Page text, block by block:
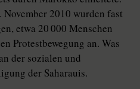
2010 wurden fast
etwa 20 000 Menschen
Protestbewegung an. Was
der sozialen und
der Saharauis.